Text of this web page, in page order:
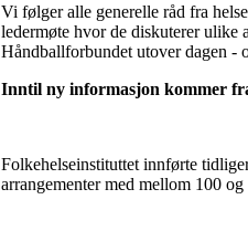
Vi følger alle generelle råd fra
ledermøte hvor de diskuterer
Håndballforbundet utover dagen -
Inntil ny informasjon kommer
Folkehelseinstituttet innførte
arrangementer med mellom 100